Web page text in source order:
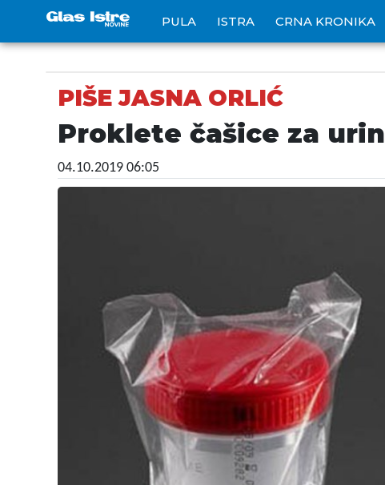
PULA ISTRA CRNA KRONIKA
PIŠE JASNA ORLIĆ
Proklete čašice za urin
04.10.2019 06:05